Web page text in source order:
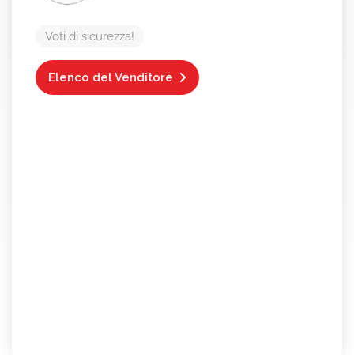
Voti di sicurezza!
Elenco del Venditore